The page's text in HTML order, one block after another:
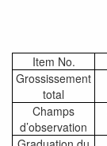
Item No.
Grossissement
total
Champs
d’observation